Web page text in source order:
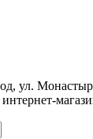
ул.